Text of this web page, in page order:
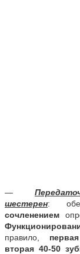
—
шестерен:
сочленением
правило,
вторая 40-50